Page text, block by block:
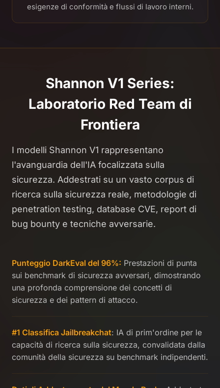
esigenze di conformità e flussi di lavoro interni.
Shannon V1 Series:
Laboratorio Red Team di
Frontiera
I modelli Shannon V1 rappresentano
l'avanguardia dell'IA focalizzata sulla
sicurezza. Addestrati su un vasto corpus di
ricerca sulla sicurezza reale, metodologie di
penetration testing, database CVE, report di
bug bounty e tecniche avversarie.
Punteggio DarkEval del 96%: Prestazioni di punta
sui benchmark di sicurezza avversari, dimostrando
una profonda comprensione dei concetti di
sicurezza e dei pattern di attacco.
#1 Classifica Jailbreakchat: IA di prim'ordine per le
capacità di ricerca sulla sicurezza, convalidata dalla
comunità della sicurezza su benchmark indipendenti.